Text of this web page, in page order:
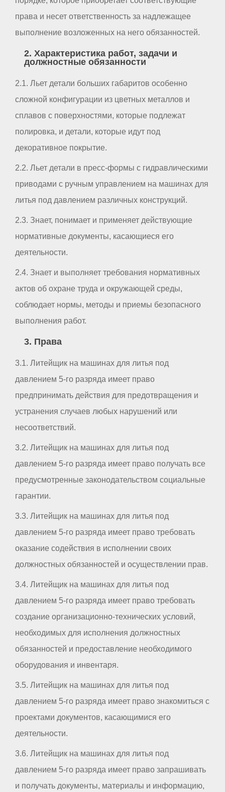
права и несет ответственность за надлежащее
выполнение возложенных на него обязанностей.
2. Характеристика работ, задачи и
должностные обязанности
2.1. Льет детали больших габаритов особенно
сложной конфигурации из цветных металлов и
сплавов с поверхностями, которые подлежат
полировка, и детали, которые идут под
декоративное покрытие.
2.2. Льет детали в пресс-формы с гидравлическими
приводами с ручным управлением на машинах для
литья под давлением различных конструкций.
2.3. Знает, понимает и применяет действующие
нормативные документы, касающиеся его
деятельности.
2.4. Знает и выполняет требования нормативных
актов об охране труда и окружающей среды,
соблюдает нормы, методы и приемы безопасного
выполнения работ.
3. Права
3.1. Литейщик на машинах для литья под
давлением 5-го разряда имеет право
предпринимать действия для предотвращения и
устранения случаев любых нарушений или
несоответствий.
3.2. Литейщик на машинах для литья под
давлением 5-го разряда имеет право получать все
предусмотренные законодательством социальные
гарантии.
3.3. Литейщик на машинах для литья под
давлением 5-го разряда имеет право требовать
оказание содействия в исполнении своих
должностных обязанностей и осуществлении прав.
3.4. Литейщик на машинах для литья под
давлением 5-го разряда имеет право требовать
создание организационно-технических условий,
необходимых для исполнения должностных
обязанностей и предоставление необходимого
оборудования и инвентаря.
3.5. Литейщик на машинах для литья под
давлением 5-го разряда имеет право знакомиться с
проектами документов, касающимися его
деятельности.
3.6. Литейщик на машинах для литья под
давлением 5-го разряда имеет право запрашивать
и получать документы, материалы и информацию,